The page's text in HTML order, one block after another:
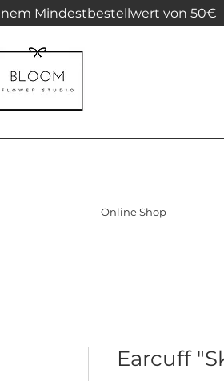
Mindestbestellwert von 50€
Online Shop
Earcuff